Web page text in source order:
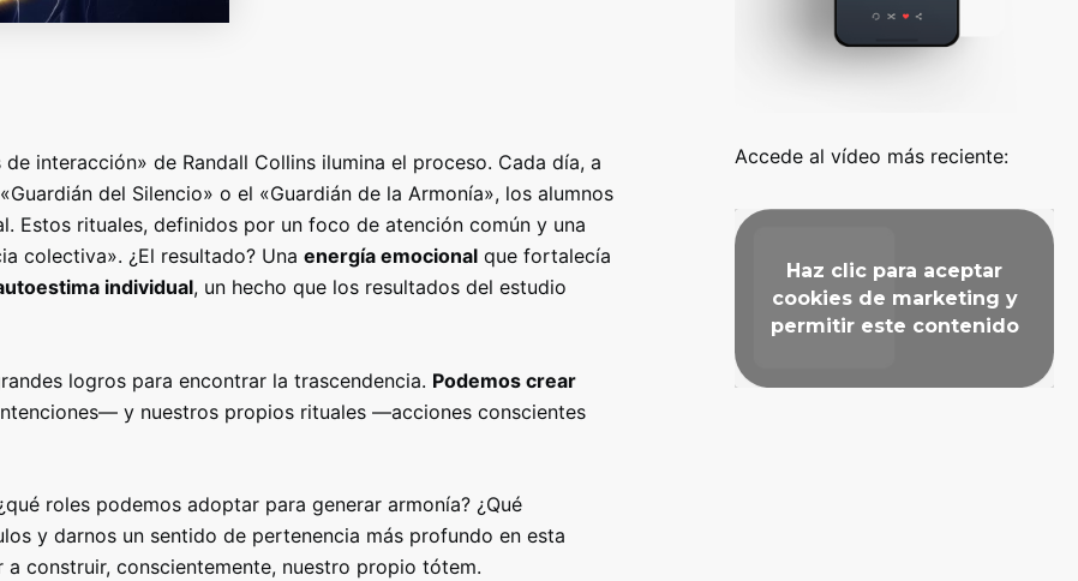
interacción» de Randall Collins ilumina el proceso. Cada día, a
del Silencio» o el «Guardián de la Armonía», los alumnos
Estos rituales, definidos por un foco de atención común y una
colectiva». ¿El resultado? Una energía emocional que fortalecía
individual, un hecho que los resultados del estudio
logros para encontrar la trascendencia. Podemos crear
y nuestros propios rituales —acciones conscientes
roles podemos adoptar para generar armonía? ¿Qué
y darnos un sentido de pertenencia más profundo en esta
a construir, conscientemente, nuestro propio tótem.
Accede al vídeo más reciente:
Haz clic para aceptar
cookies de marketing y
permitir este contenido